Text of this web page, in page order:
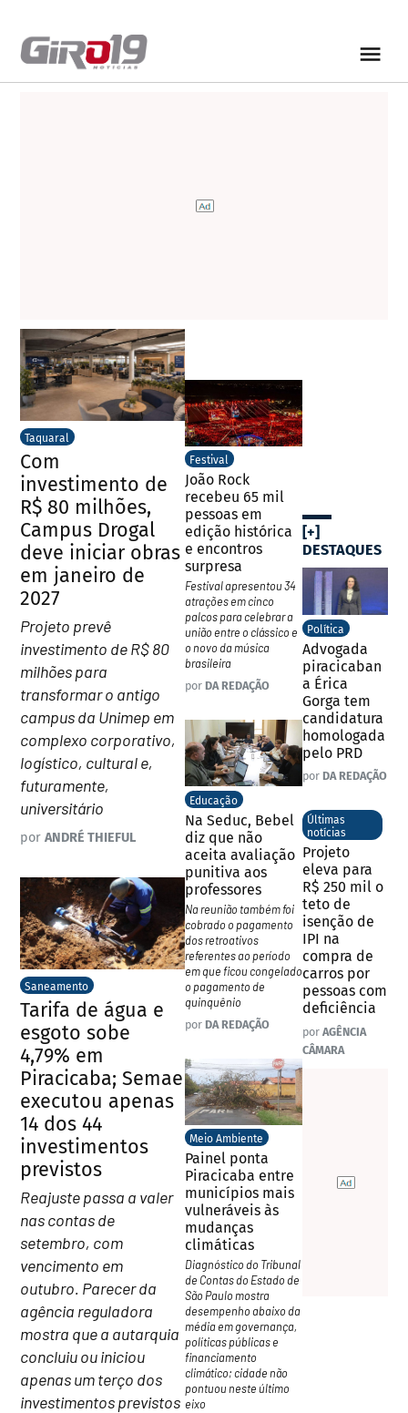
Taquaral
Com
investimento de
R$ 80 milhões,
Campus Drogal
deve iniciar obras
em janeiro de
2027
Projeto prevê
investimento de R$ 80
milhões para
transformar o antigo
campus da Unimep em
complexo corporativo,
logístico, cultural e,
futuramente,
universitário
por ANDRÉ THIEFUL
Saneamento
Tarifa de água e
esgoto sobe
4,79% em
Piracicaba; Semae
executou apenas
14 dos 44
investimentos
previstos
Reajuste passa a valer
nas contas de
setembro, com
vencimento em
outubro. Parecer da
agência reguladora
mostra que a autarquia
concluiu ou iniciou
apenas um terço dos
investimentos previstos
Festival
João Rock
recebeu 65 mil
pessoas em
edição histórica
e encontros
surpresa
Festival apresentou 34
atrações em cinco
palcos para celebrar a
união entre o clássico e
o novo da música
brasileira
por DA REDAÇÃO
Educação
Na Seduc, Bebel
diz que não
aceita avaliação
punitiva aos
professores
Na reunião também foi
cobrado o pagamento
dos retroativos
referentes ao período
em que ficou congelado
o pagamento de
quinquênio
por DA REDAÇÃO
Meio Ambiente
Painel ponta
Piracicaba entre
municípios mais
vulneráveis às
mudanças
climáticas
Diagnóstico do Tribunal
de Contas do Estado de
São Paulo mostra
desempenho abaixo da
média em governança,
políticas públicas e
financiamento
climático; cidade não
pontuou neste último
eixo
[+]
DESTAQUES
Política
Advogada
piracicaban
a Érica
Gorga tem
candidatura
homologada
pelo PRD
por DA REDAÇÃO
Últimas
notícias
Projeto
eleva para
R$ 250 mil o
teto de
isenção de
IPI na
compra de
carros por
pessoas com
deficiência
por AGÊNCIA
CÂMARA